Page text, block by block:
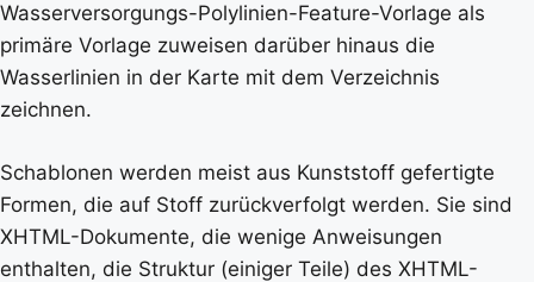
Wasserversorgungs-Polylinien-Feature-Vorlage als
primäre Vorlage zuweisen darüber hinaus die
Wasserlinien in der Karte mit dem Verzeichnis
zeichnen.
Schablonen werden meist aus Kunststoff gefertigte
Formen, die auf Stoff zurückverfolgt werden. Sie sind
XHTML-Dokumente, die wenige Anweisungen
enthalten, die Struktur (einiger Teile) des XHTML-